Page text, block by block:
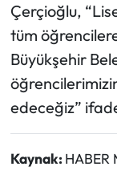
Çerçioğlu,
tüm
Büyükşehir
edeceğiz”
Kaynak: HABER